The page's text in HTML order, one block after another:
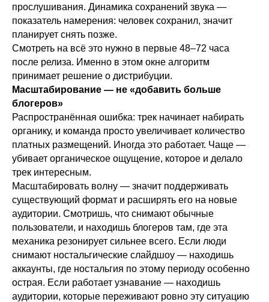
прослушивания. Динамика сохранений звука —
показатель намерения: человек сохранил, значит
планирует снять позже.
Смотреть на всё это нужно в первые 48–72 часа
после релиза. Именно в этом окне алгоритм
принимает решение о дистрибуции.
Масштабирование — не «добавить больше
блогеров»
Распространённая ошибка: трек начинает набирать
органику, и команда просто увеличивает количество
платных размещений. Иногда это работает. Чаще —
убивает органическое ощущение, которое и делало
трек интересным.
Масштабировать волну — значит поддерживать
существующий формат и расширять его на новые
аудитории. Смотришь, что снимают обычные
пользователи, и находишь блогеров там, где эта
механика резонирует сильнее всего. Если люди
снимают ностальгические слайдшоу — находишь
аккаунты, где ностальгия по этому периоду особенно
острая. Если работает узнавание — находишь
аудитории, которые переживают ровно эту ситуацию
могли провести для вас бесплатную
консультацию.
Написать в Telegram